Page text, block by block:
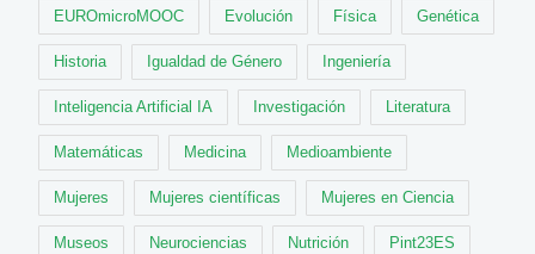
EUROmicroMOOC Evolución Física Genética
Historia Igualdad de Género Ingeniería
Inteligencia Artificial IA Investigación Literatura
Matemáticas Medicina Medioambiente
Mujeres Mujeres científicas Mujeres en Ciencia
Museos Neurociencias Nutrición Pint23ES